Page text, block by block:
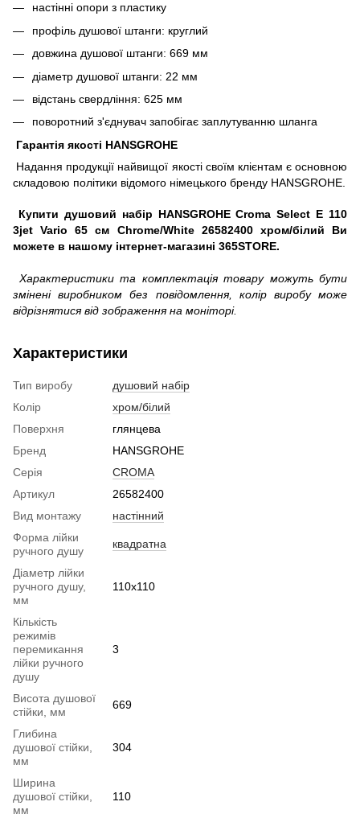
настінні опори з пластику
профіль душової штанги: круглий
довжина душової штанги: 669 мм
діаметр душової штанги: 22 мм
відстань свердління: 625 мм
поворотний з'єднувач запобігає заплутуванню шланга
Гарантія якості HANSGROHE
Надання продукції найвищої якості своїм клієнтам є основною
складовою політики відомого німецького бренду HANSGROHE.
Купити душовий набір HANSGROHE Croma Select E 110
3jet Vario 65 см Chrome/White 26582400 хром/білий Ви
можете в нашому інтернет-магазині 365STORE.
Характеристики та комплектація товару можуть бути
змінені виробником без повідомлення, колір виробу може
відрізнятися від зображення на моніторі.
Характеристики
Тип виробу
душовий набір
Колір
хром/білий
Поверхня
глянцева
Бренд
HANSGROHE
Серія
CROMA
Артикул
26582400
Вид монтажу
настінний
Форма лійки
ручного душу
квадратна
Діаметр лійки
ручного душу,
мм
110х110
Кількість
режимів
перемикання
лійки ручного
душу
3
Висота душової
стійки, мм
669
Глибина
душової стійки,
мм
304
Ширина
душової стійки,
мм
110